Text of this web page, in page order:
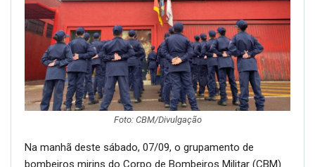
Foto: CBM/Divulgação
Na manhã deste sábado, 07/09, o grupamento de
bombeiros mirins do Corpo de Bombeiros Militar (CBM)